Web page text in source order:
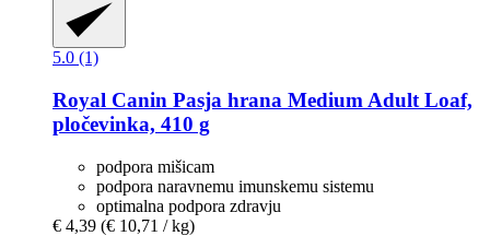
5.0 (1)
Royal Canin Pasja hrana Medium Adult Loaf,
pločevinka, 410 g
podpora mišicam
podpora naravnemu imunskemu sistemu
optimalna podpora zdravju
€ 4,39 (€ 10,71 / kg)